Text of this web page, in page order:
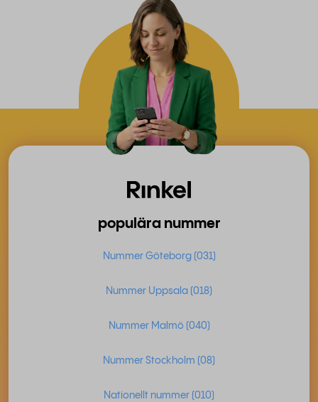
populära nummer
Nummer Göteborg (031)
Nummer Uppsala (018)
Nummer Malmö (040)
Nummer Stockholm (08)
Nationellt nummer (010)